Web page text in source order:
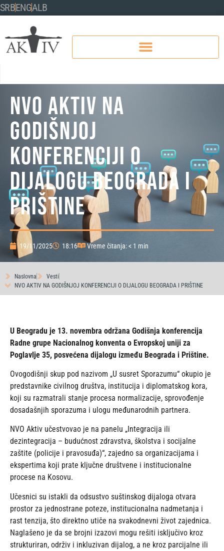
SRBENGALB
NVO AKTIV NA
GODIŠNJOJ
KONFERENCIJI O
DIJALOGU BEOGRADA I
PRIŠTINE
19/11/2025 18:16 Vreme čitanja: < 1 min
Naslovna
Vesti
NVO AKTIV NA GODIŠNJOJ KONFERENCIJI O DIJALOGU BEOGRADA I PRIŠTINE
U Beogradu je 13. novembra održana Godišnja konferencija
Radne grupe Nacionalnog konventa o Evropskoj uniji za
Poglavlje 35, posvećena dijalogu između Beograda i Prištine.
Ovogodišnji skup pod nazivom „U susret Sporazumu“ okupio je
predstavnike civilnog društva, institucija i diplomatskog kora,
koji su razmatrali stanje procesa normalizacije, sprovođenje
dosadašnjih sporazuma i ulogu međunarodnih partnera.
NVO Aktiv učestvovao je na panelu „Integracija ili
dezintegracija – budućnost zdravstva, školstva i socijalne
zaštite (policije i pravosuđa)“, zajedno sa organizacijama i
ekspertima koji prate ključne društvene i institucionalne
procese na Kosovu.
Učesnici su istakli da odsustvo suštinskog dijaloga otvara
prostor za jednostrane poteze, institucionalna nadmetanja i
rast tenzija, što direktno utiče na svakodnevni život zajednica.
Naglašeno je da se brojni izazovi mogu rešiti isključivo kroz
strukturiran, održiv i inkluzivan dijalog, a ne kroz parcijalne ili